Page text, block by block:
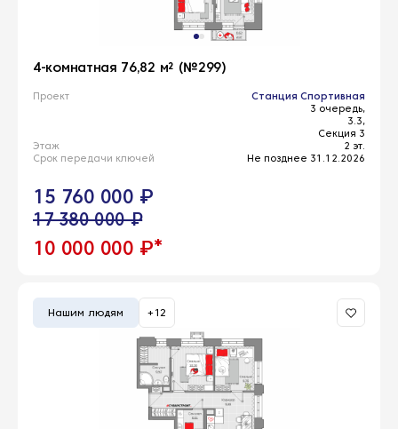
4-комнатная 76,82 м² (№299)
Проект
Станция Спортивная
3 очередь,
3.3,
Секция 3
Этаж
2 эт.
Срок передачи ключей
Не позднее 31.12.2026
15 760 000 ₽
17 380 000 ₽
10 000 000 ₽*
Нашим людям +12